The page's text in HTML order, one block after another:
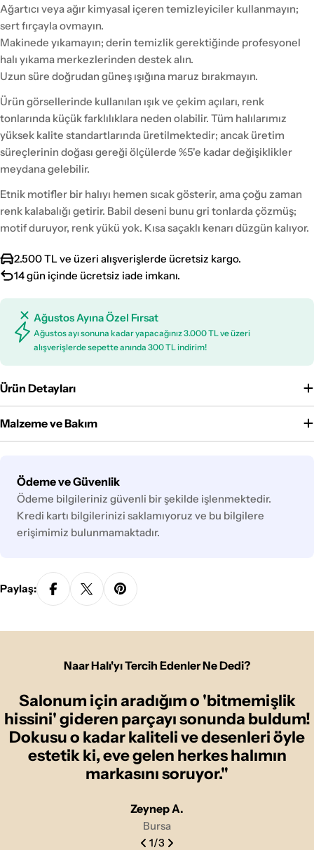
Ağartıcı veya ağır kimyasal içeren temizleyiciler kullanmayın;
sert fırçayla ovmayın.
Makinede yıkamayın; derin temizlik gerektiğinde profesyonel
halı yıkama merkezlerinden destek alın.
Uzun süre doğrudan güneş ışığına maruz bırakmayın.
Ürün görsellerinde kullanılan ışık ve çekim açıları, renk
tonlarında küçük farklılıklara neden olabilir. Tüm halılarımız
yüksek kalite standartlarında üretilmektedir; ancak üretim
süreçlerinin doğası gereği ölçülerde %5'e kadar değişiklikler
meydana gelebilir.
Etnik motifler bir halıyı hemen sıcak gösterir, ama çoğu zaman
renk kalabalığı getirir. Babil deseni bunu gri tonlarda çözmüş;
motif duruyor, renk yükü yok. Kısa saçaklı kenarı düzgün kalıyor.
2.500 TL ve üzeri alışverişlerde ücretsiz kargo.
14 gün içinde ücretsiz iade imkanı.
Ağustos Ayına Özel Fırsat
Ağustos ayı sonuna kadar yapacağınız 3.000 TL ve üzeri
alışverişlerde sepette anında 300 TL indirim!
Ürün Detayları
Malzeme ve Bakım
Ödeme ve Güvenlik
Ödeme
yöntemleri
Ödeme bilgileriniz güvenli bir şekilde işlenmektedir.
Kredi kartı bilgilerinizi saklamıyoruz ve bu bilgilere
erişimimiz bulunmamaktadır.
Paylaş:
Naar Halı'yı Tercih Edenler Ne Dedi?
Salonum için aradığım o 'bitmemişlik
hissini' gideren parçayı sonunda buldum!
Dokusu o kadar kaliteli ve desenleri öyle
estetik ki, eve gelen herkes halımın
markasını soruyor."
Zeynep A.
Bursa
1/3